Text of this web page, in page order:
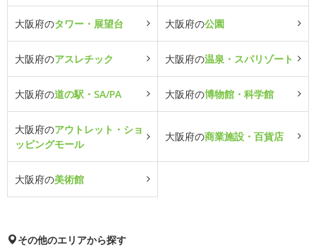
大阪府のタワー・展望台 大阪府の公園
大阪府のアスレチック 大阪府の温泉・スパリゾート
大阪府の道の駅・SA/PA 大阪府の博物館・科学館
大阪府のアウトレット・ショ
ッピングモール
大阪府の商業施設・百貨店
大阪府の美術館
その他のエリアから探す